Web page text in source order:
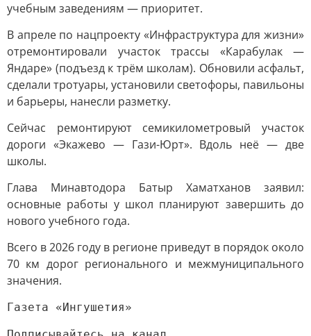
учебным заведениям — приоритет.
В апреле по нацпроекту «Инфраструктура для жизни»
отремонтировали участок трассы «Карабулак —
Яндаре» (подъезд к трём школам). Обновили асфальт,
сделали тротуары, установили светофоры, павильоны
и барьеры, нанесли разметку.
Сейчас ремонтируют семикилометровый участок
дороги «Экажево — Гази-Юрт». Вдоль неё — две
школы.
Глава Минавтодора Батыр Хаматханов заявил:
основные работы у школ планируют завершить до
нового учебного года.
Всего в 2026 году в регионе приведут в порядок около
70 км дорог регионального и межмуниципального
значения.
Газета «Ингушетия»